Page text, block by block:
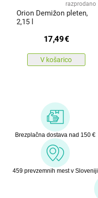
razprodano
Orion Demižon pleten,
2,15 l
17,49€
V košarico
Brezplačna dostava nad 150 €
459 prevzemnih mest v Sloveniji